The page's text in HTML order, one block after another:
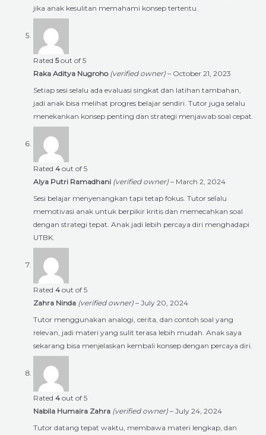
jika anak kesulitan memahami konsep tertentu.
Rated 5out of 5
Raka Aditya Nugroho (verified owner) – October 21, 2023
Setiap sesi selalu ada evaluasi singkat dan latihan tambahan,
jadi anak bisa melihat progres belajar sendiri. Tutor juga selalu
menekankan konsep penting dan strategi menjawab soal cepat.
Rated 4 out of 5
Alya Putri Ramadhani (verified owner) – March 2, 2024
Sesi belajar menyenangkan tapi tetap fokus. Tutor selalu
memotivasi anak untuk berpikir kritis dan memecahkan soal
dengan strategi tepat. Anak jadi lebih percaya diri menghadapi
UTBK.
Rated 4 out of 5
Zahra Ninda (verified owner) – July 20, 2024
Tutor menggunakan analogi, cerita, dan contoh soal yang
relevan, jadi materi yang sulit terasa lebih mudah. Anak saya
sekarang bisa menjelaskan kembali konsep dengan percaya diri.
Rated 4 out of 5
Nabila Humaira Zahra (verified owner) – July 24, 2024
Tutor datang tepat waktu, membawa materi lengkap, dan